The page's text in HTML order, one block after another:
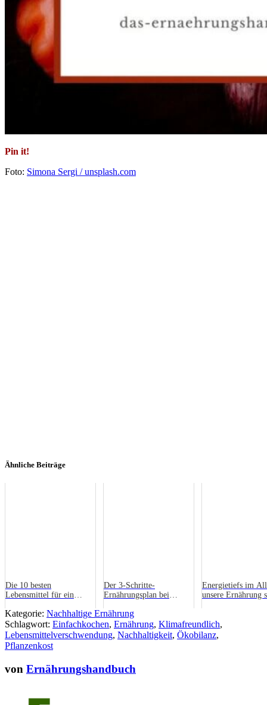
Pin it!
Foto: Simona Sergi / unsplash.com
Ähnliche Beiträge
Die 10 besten
Lebensmittel für ein
Gleichgewicht
Der 3-Schritte-
Ernährungsplan bei
Energietiefs im
unsere Ernährung
Kategorie: Nachhaltige Ernährung
Schlagwort: Einfachkochen, Ernährung, Klimafreundlich,
Lebensmittelverschwendung, Nachhaltigkeit, Ökobilanz,
Pflanzenkost
von Ernährungshandbuch